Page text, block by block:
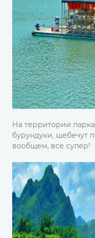
На территории
бурундуки, щебечут
вообщем, все супер!